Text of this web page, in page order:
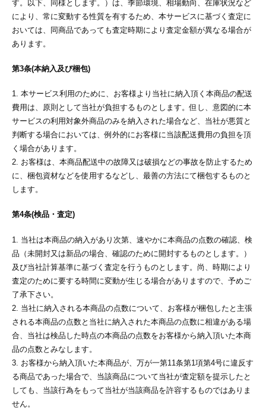
す。以下、同様とします。）は、季節環境、相場動向、在庫状況など
により、常に変動する性質を有するため、本サービスに基づく査定に
おいては、同商品であっても査定時期により査定金額が異なる場合が
あります。
第3条(本納入及び梱包)
1. 本サービス利用のために、お客様より当社に納入頂く本商品の配送
費用は、原則として当社が負担するものとします。但し、意図的に本
サービスの利用対象外商品のみを納入された場合など、当社が悪質と
判断する場合においては、例外的にお客様に当該配送費用の負担を頂
く場合があります。
2. お客様は、本商品配送中の故障又は破損などの事故を防止するため
に、梱包資材などを使用するなどし、最善の方法にて梱包するものと
します。
第4条(検品・査定)
1. 当社は本商品の納入があり次第、速やかに本商品の点数の確認、検
品（未開封又は新品の場合、確認のために開封するものとします。）
及び当社計算基準に基づく査定を行うものとします。尚、時期により
査定のために要する時間に変動が生じる場合がありますので、予めご
了承下さい。
2. 当社に納入される本商品の点数について、お客様が梱包したと主張
される本商品の点数と当社に納入された本商品の点数に相違がある場
合、当社は検品した時点の本商品の点数をお客様から納入頂いた本商
品の点数とみなします。
3. お客様から納入頂いた本商品が、万が一第11条第1項第4号に違反す
る商品であった場合で、当該商品について当社が査定額を提示したと
しても、当該行為をもって当社が当該商品を許容するものではありま
せん。